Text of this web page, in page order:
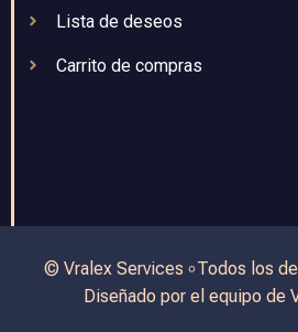
Lista de deseos
Carrito de compras
© Vralex Services ৹ Todos los
Diseñado por el equipo de